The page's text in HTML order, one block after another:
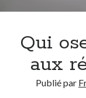
Qui
aux
Publié par